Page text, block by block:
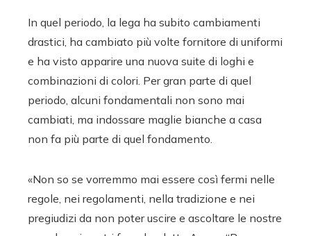
In quel periodo, la lega ha subito cambiamenti
drastici, ha cambiato più volte fornitore di uniformi
e ha visto apparire una nuova suite di loghi e
combinazioni di colori. Per gran parte di quel
periodo, alcuni fondamentali non sono mai
cambiati, ma indossare maglie bianche a casa
non fa più parte di quel fondamento.
«Non so se vorremmo mai essere così fermi nelle
regole, nei regolamenti, nella tradizione e nei
pregiudizi da non poter uscire e ascoltare le nostre